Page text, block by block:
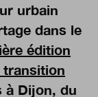
urbain
dans le
édition
transition
à Dijon, du